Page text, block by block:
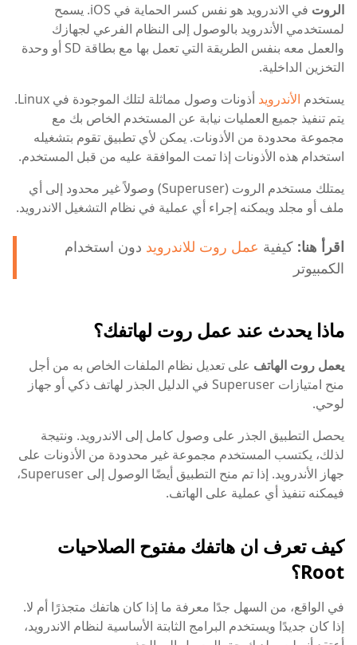
الروت
في الاندرويد هو نفس كسر الحماية في iOS. يسمح
لمستخدمي الأندرويد بالوصول إلى النظام الفرعي لجهازك
والعمل معه بنفس الطريقة التي تعمل بها مع بطاقة SD أو وحدة
التخزين الداخلية.
يستخدم الأندرويد
أذونات وصول مماثلة لتلك الموجودة في Linux.
يتم تنفيذ جميع العمليات نيابة عن المستخدم الخاص بك مع
مجموعة محدودة من الأذونات. يمكن لأي تطبيق تقوم بتشغيله
استخدام هذه الأذونات إذا تمت الموافقة عليه من قبل المستخدم.
يمتلك مستخدم الروت (Superuser) وصولاً غير محدود إلى أي
ملف أو مجلد ويمكنه إجراء أي عملية في نظام التشغيل الاندرويد.
اقرأ هنا: كيفية عمل روت للاندرويد دون استخدام
الكمبيوتر
ماذا يحدث عند عمل روت لهاتفك؟
يعمل روت الهاتف على تعديل نظام الملفات الخاص به من أجل
منح امتيازات Superuser في الدليل الجذر لهاتف ذكي أو جهاز
لوحي.
يحصل التطبيق الجذر على وصول كامل إلى الاندرويد. ونتيجة
لذلك، يكتسب المستخدم مجموعة غير محدودة من الأذونات على
جهاز الأندرويد. إذا تم منح التطبيق أيضًا الوصول إلى Superuser،
فيمكنه تنفيذ أي عملية على الهاتف.
كيف تعرف ان هاتفك مفتوح الصلاحيات
Root؟
في الواقع، من السهل جدًا معرفة ما إذا كان هاتفك متجذرًا أم لا.
إذا كان جديدًا ويستخدم البرامج الثابتة الأساسية لنظام الاندرويد،